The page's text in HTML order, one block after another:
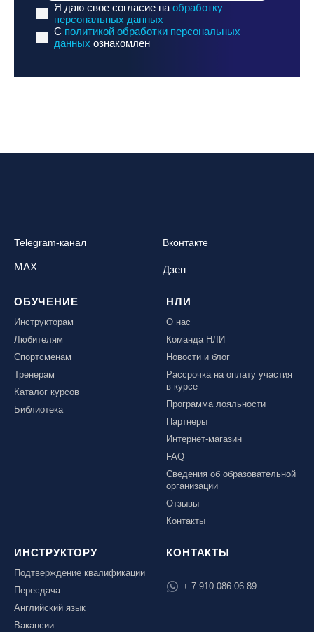
Я даю свое согласие на обработку
персональных данных
C политикой обработки персональных
данных ознакомлен
Telegram-канал Вконтакте
MAX Дзен
ОБУЧЕНИЕ
Инструкторам
Любителям
Спортсменам
Тренерам
Каталог курсов
Библиотека
НЛИ
О нас
Команда НЛИ
Новости и блог
Рассрочка на оплату участия
в курсе
Программа лояльности
Партнеры
Интернет-магазин
FAQ
Сведения об образовательной
организации
Отзывы
Контакты
ИНСТРУКТОРУ
Подтверждение квалификации
Пересдача
Английский язык
Вакансии
КОНТАКТЫ
+ 7 910 086 06 89